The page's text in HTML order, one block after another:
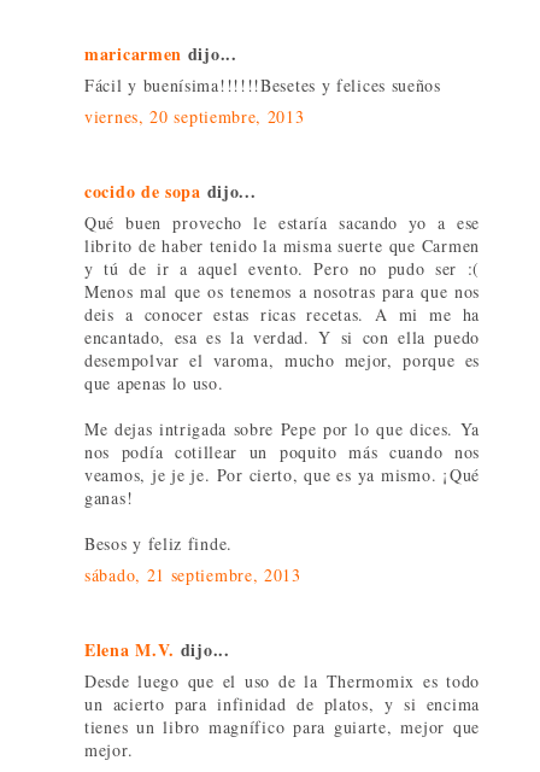
maricarmen dijo...
Fácil y buenísima!!!!!!Besetes y felices sueños
viernes, 20 septiembre, 2013
cocido de sopa dijo...
Qué buen provecho le estaría sacando yo a ese
librito de haber tenido la misma suerte que Carmen
y tú de ir a aquel evento. Pero no pudo ser :(
Menos mal que os tenemos a nosotras para que nos
deis a conocer estas ricas recetas. A mi me ha
encantado, esa es la verdad. Y si con ella puedo
desempolvar el varoma, mucho mejor, porque es
que apenas lo uso.
Me dejas intrigada sobre Pepe por lo que dices. Ya
nos podía cotillear un poquito más cuando nos
veamos, je je je. Por cierto, que es ya mismo. ¡Qué
ganas!
Besos y feliz finde.
sábado, 21 septiembre, 2013
Elena M.V. dijo...
Desde luego que el uso de la Thermomix es todo
un acierto para infinidad de platos, y si encima
tienes un libro magnífico para guiarte, mejor que
mejor.